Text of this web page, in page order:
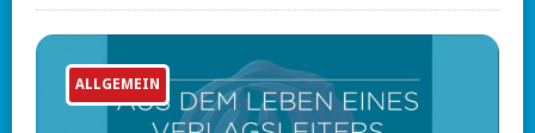
ALLGEMEIN